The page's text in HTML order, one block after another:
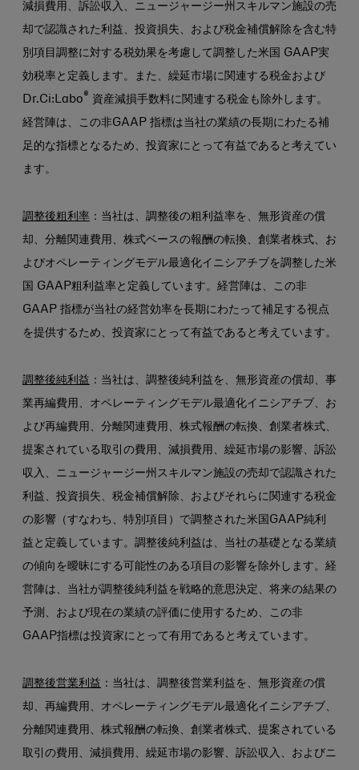
減損費用、訴訟収入、ニュージャージー州スキルマン施設の売
却で認識された利益、投資損失、および税金補償解除を含む特
別項目調整に対する税効果を考慮して調整した米国 GAAP実
効税率と定義します。また、繰延市場に関連する税金および
Dr.Ci:Labo ® 資産減損手数料に関連する税金も除外します。
経営陣は、この非GAAP 指標は当社の業績の長期にわたる補
足的な指標となるため、投資家にとって有益であると考えてい
ます。
調整後粗利率 ：当社は、調整後の粗利益率を、無形資産の償
却、分離関連費用、株式ベースの報酬の転換、創業者株式、お
よびオペレーティングモデル最適化イニシアチブを調整した米
国 GAAP粗利益率と定義しています。経営陣は、この非
GAAP 指標が当社の経営効率を長期にわたって補足する視点
を提供するため、投資家にとって有益であると考えています。
調整後純利益 ：当社は、調整後純利益を、無形資産の償却、事
業再編費用、オペレーティングモデル最適化イニシアチブ、お
よび再編費用、分離関連費用、株式報酬の転換、創業者株式、
提案されている取引の費用、減損費用、繰延市場の影響、訴訟
収入、ニュージャージー州スキルマン施設の売却で認識された
利益、投資損失、税金補償解除、およびそれらに関連する税金
の影響（すなわち、特別項目）で調整された米国GAAP純利
益と定義しています。調整後純利益は、当社の基礎となる業績
の傾向を曖昧にする可能性のある項目の影響を除外します。経
営陣は、当社が調整後純利益を戦略的意思決定、将来の結果の
予測、および現在の業績の評価に使用するため、この非
GAAP指標は投資家にとって有用であると考えています。
調整後営業利益 ：当社は、調整後営業利益を、無形資産の償
却、再編費用、オペレーティングモデル最適化イニシアチブ、
分離関連費用、株式報酬の転換、創業者株式、提案されている
取引の費用、減損費用、繰延市場の影響、訴訟収入、およびニ